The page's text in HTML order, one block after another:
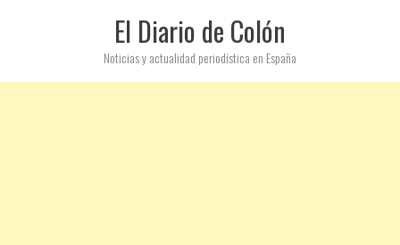
El Diario de Colón
Noticias y actualidad periodística en España